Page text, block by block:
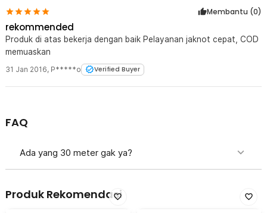
Membantu (0)
rekommended
Produk di atas bekerja dengan baik Pelayanan jaknot cepat, COD
memuaskan
31 Jan 2016, P*****o Verified Buyer
FAQ
Ada yang 30 meter gak ya?
Produk Rekomendasi